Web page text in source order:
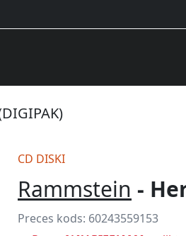
CD DISKI
Rammstein -
Preces kods: 60243559153